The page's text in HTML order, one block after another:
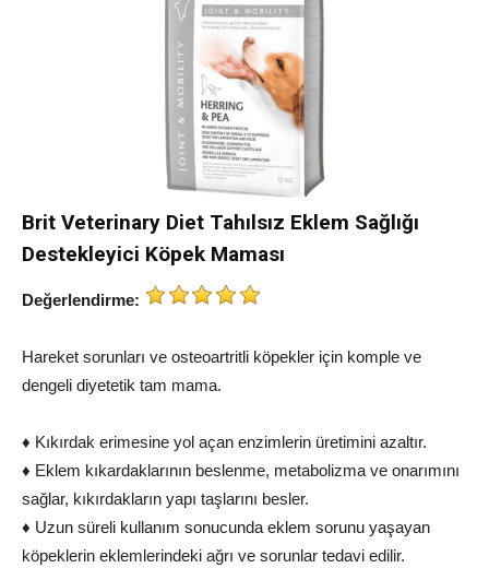
Brit Veterinary Diet Tahılsız Eklem Sağlığı
Destekleyici Köpek Maması
Değerlendirme:
Hareket sorunları ve osteoartritli köpekler için komple ve
dengeli diyetetik tam mama.
♦ Kıkırdak erimesine yol açan enzimlerin üretimini azaltır.
♦ Eklem kıkardaklarının beslenme, metabolizma ve onarımını
sağlar, kıkırdakların yapı taşlarını besler.
♦ Uzun süreli kullanım sonucunda eklem sorunu yaşayan
köpeklerin eklemlerindeki ağrı ve sorunlar tedavi edilir.